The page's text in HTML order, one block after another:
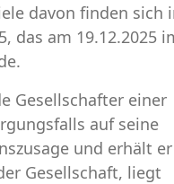
davon finden sich
das am 19.12.2025
Gesellschafter einer
auf seine
und erhält er
Gesellschaft, liegt